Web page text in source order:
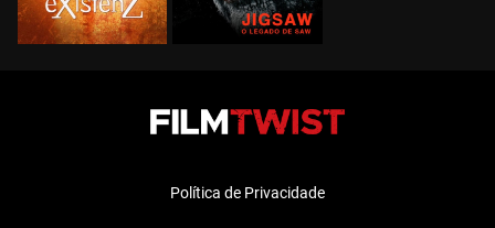
Política de Privacidade